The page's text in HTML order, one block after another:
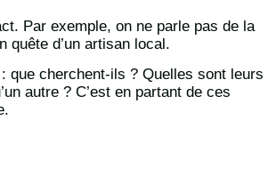
Par exemple, on ne parle pas de la
quête d’un artisan local.
: que cherchent-ils ? Quelles sont leurs
autre ? C’est en partant de ces